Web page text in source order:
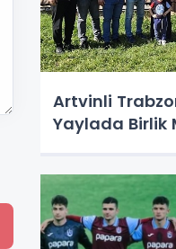
Artvinli
Yaylada Birlik